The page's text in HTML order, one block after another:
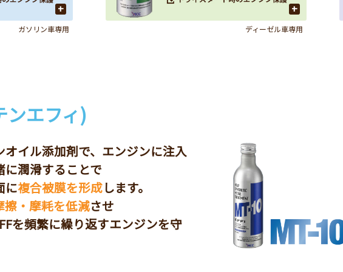
+
ガソリン車専用
+
ディーゼル車専用
ンエフィ)
オイル添加剤で、エンジンに注入
に潤滑することで
に複合被膜を形成します。
擦・摩耗を低減させ
を頻繁に繰り返すエンジンを守